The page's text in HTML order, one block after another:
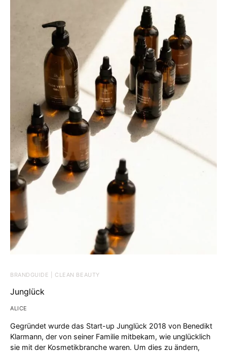
BRANDGUIDE | CLEAN BEAUTY
Junglück
ALICE
Gegründet wurde das Start-up Junglück 2018 von Benedikt
Klarmann, der von seiner Familie mitbekam, wie unglücklich
sie mit der Kosmetikbranche waren. Um dies zu ändern,